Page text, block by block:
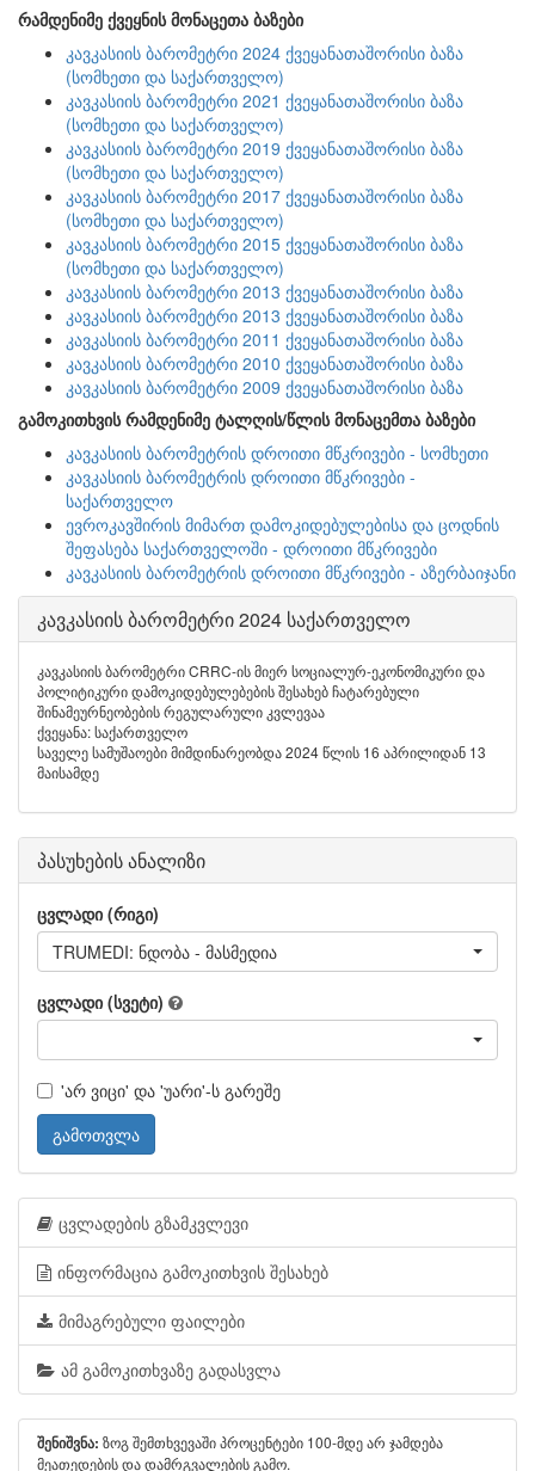
რამდენიმე ქვეყნის მონაცეთა ბაზები
კავკასიის ბარომეტრი 2024 ქვეყანათაშორისი ბაზა
(სომხეთი და საქართველო)
კავკასიის ბარომეტრი 2021 ქვეყანათაშორისი ბაზა
(სომხეთი და საქართველო)
კავკასიის ბარომეტრი 2019 ქვეყანათაშორისი ბაზა
(სომხეთი და საქართველო)
კავკასიის ბარომეტრი 2017 ქვეყანათაშორისი ბაზა
(სომხეთი და საქართველო)
კავკასიის ბარომეტრი 2015 ქვეყანათაშორისი ბაზა
(სომხეთი და საქართველო)
კავკასიის ბარომეტრი 2013 ქვეყანათაშორისი ბაზა
კავკასიის ბარომეტრი 2013 ქვეყანათაშორისი ბაზა
კავკასიის ბარომეტრი 2011 ქვეყანათაშორისი ბაზა
კავკასიის ბარომეტრი 2010 ქვეყანათაშორისი ბაზა
კავკასიის ბარომეტრი 2009 ქვეყანათაშორისი ბაზა
გამოკითხვის რამდენიმე ტალღის/წლის მონაცემთა ბაზები
კავკასიის ბარომეტრის დროითი მწკრივები - სომხეთი
კავკასიის ბარომეტრის დროითი მწკრივები -
საქართველო
ევროკავშირის მიმართ დამოკიდებულებისა და ცოდნის
შეფასება საქართველოში - დროითი მწკრივები
კავკასიის ბარომეტრის დროითი მწკრივები - აზერბაიჯანი
კავკასიის ბარომეტრი 2024 საქართველო
კავკასიის ბარომეტრი CRRC-ის მიერ სოციალურ-ეკონომიკური და
პოლიტიკური დამოკიდებულებების შესახებ ჩატარებული
შინამეურნეობების რეგულარული კვლევაა
ქვეყანა: საქართველო
საველე სამუშაოები მიმდინარეობდა 2024 წლის 16 აპრილიდან 13
მაისამდე
პასუხების ანალიზი
ცვლადი (რიგი)
TRUMEDI: ნდობა - მასმედია
ცვლადი (სვეტი)
'არ ვიცი' და 'უარი'-ს გარეშე
გამოთვლა
ცვლადების გზამკვლევი
ინფორმაცია გამოკითხვის შესახებ
მიმაგრებული ფაილები
ამ გამოკითხვაზე გადასვლა
შენიშვნა: ზოგ შემთხვევაში პროცენტები 100-მდე არ ჯამდება
მეათედების და დამრგვალების გამო.